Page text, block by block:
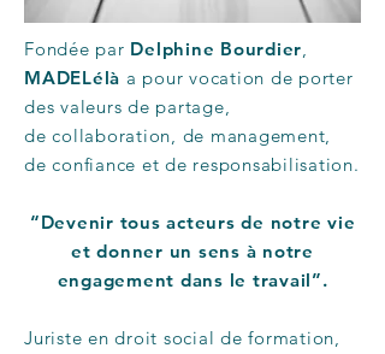
Fondée par Delphine Bourdier,
MADELélà a pour vocation de porter
des valeurs de partage,
de collaboration, de management,
de confiance et de responsabilisation.
“Devenir tous acteurs de notre vie
et donner un sens à notre
engagement dans le travail”.
Juriste en droit social de formation,